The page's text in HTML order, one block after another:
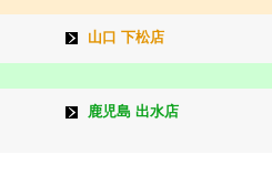
山口 下松店
鹿児島 出水店